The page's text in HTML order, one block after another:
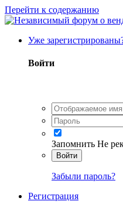
Перейти к содержанию
Уже
Войти
Запомнить Не
Войти
Забыли пароль?
Регистрация